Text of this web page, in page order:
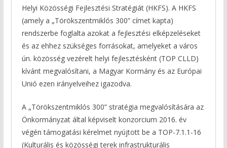
Helyi Közösségi Fejlesztési Stratégiát (HKFS). A HKFS
(amely a „Törökszentmiklós 300” címet kapta)
rendszerbe foglalta azokat a fejlesztési elképzeléseket
és az ehhez szükséges forrásokat, amelyeket a város
ún. közösség vezérelt helyi fejlesztésként (TOP CLLD)
kívánt megvalósítani, a Magyar Kormány és az Európai
Unió ezen irányelveihez igazodva.
A „Törökszentmiklós 300” stratégia megvalósítására az
Önkormányzat által képviselt konzorcium 2016. év
végén támogatási kérelmet nyújtott be a TOP-7.1.1-16
(Kulturális és közösségi terek infrastrukturális